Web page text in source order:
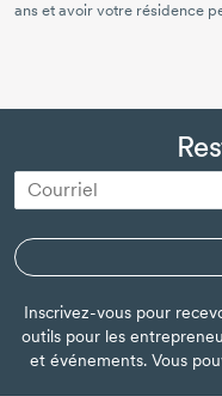
ans et avoir votre résidence
Inscrivez-vous pour
outils pour les
et événements. Vous